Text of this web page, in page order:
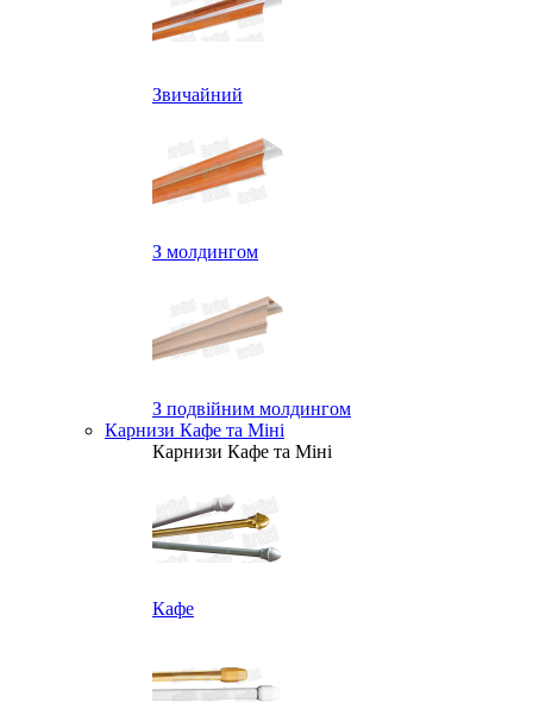
Звичайний
З молдингом
З подвійним молдингом
Карнизи Кафе та Міні
Карнизи Кафе та Міні
Кафе